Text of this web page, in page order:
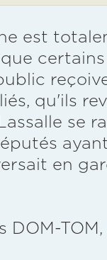
est
qu'ils
se
en
DOM-